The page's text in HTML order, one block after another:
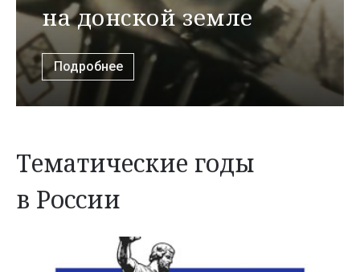
на донской земле
Подробнее
Тематические годы
в России